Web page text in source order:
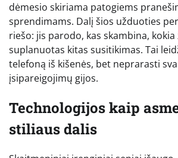
dėmesio skiriama patogiems
sprendimams. Dalį šios užduoties
riešo: jis parodo, kas skambina,
suplanuotas kitas susitikimas. Tai
telefoną iš kišenės, bet neprarasti
įsipareigojimų gijos.
Technologijos kaip
stiliaus dalis